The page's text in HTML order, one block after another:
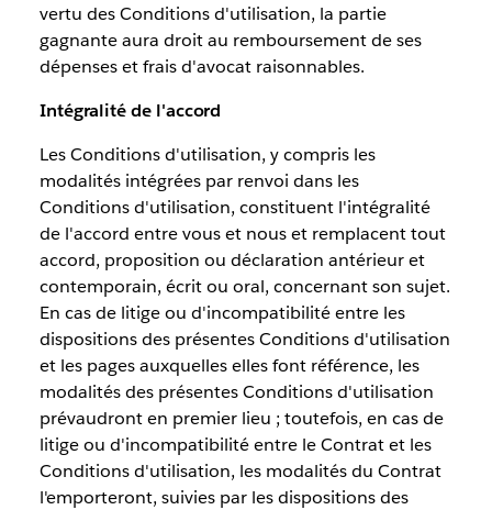
vertu des Conditions d'utilisation, la partie
gagnante aura droit au remboursement de ses
dépenses et frais d'avocat raisonnables.
Intégralité de l'accord
Les Conditions d'utilisation, y compris les
modalités intégrées par renvoi dans les
Conditions d'utilisation, constituent l'intégralité
de l'accord entre vous et nous et remplacent tout
accord, proposition ou déclaration antérieur et
contemporain, écrit ou oral, concernant son sujet.
En cas de litige ou d'incompatibilité entre les
dispositions des présentes Conditions d'utilisation
et les pages auxquelles elles font référence, les
modalités des présentes Conditions d'utilisation
prévaudront en premier lieu ; toutefois, en cas de
litige ou d'incompatibilité entre le Contrat et les
Conditions d'utilisation, les modalités du Contrat
l'emporteront, suivies par les dispositions des